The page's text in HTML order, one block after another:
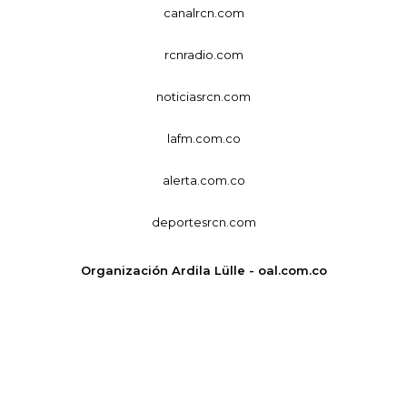
canalrcn.com
rcnradio.com
noticiasrcn.com
lafm.com.co
alerta.com.co
deportesrcn.com
Organización Ardila Lülle - oal.com.co